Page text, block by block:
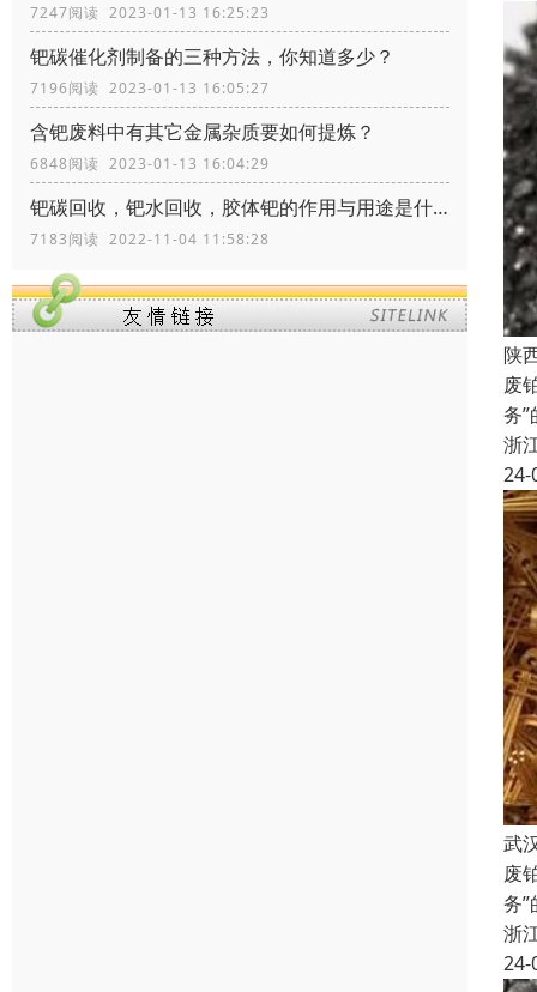
7247阅读 2023-01-13 16:25:23
钯碳催化剂制备的三种方法，你知道多少？
7196阅读 2023-01-13 16:05:27
含钯废料中有其它金属杂质要如何提炼？
6848阅读 2023-01-13 16:04:29
钯碳回收，钯水回收，胶体钯的作用与用途是什么
7183阅读 2022-11-04 11:58:28
陕
废
务
浙
24-
武
废
务
浙
24-